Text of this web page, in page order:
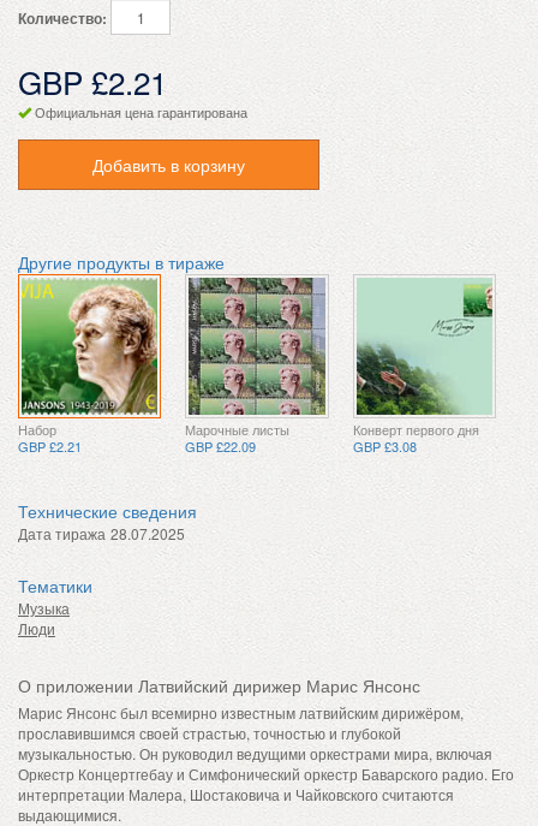
Количество:
GBP £2.21
Официальная цена гарантирована
Добавить в корзину
Другие продукты в тираже
Набор
GBP £2.21
Марочные листы
GBP £22.09
Конверт первого дня
GBP £3.08
Технические сведения
Дата тиража 28.07.2025
Тематики
Музыка
Люди
О приложении Латвийский дирижер Марис Янсонс
Марис Янсонс был всемирно известным латвийским дирижёром,
прославившимся своей страстью, точностью и глубокой
музыкальностью. Он руководил ведущими оркестрами мира, включая
Оркестр Концертгебау и Симфонический оркестр Баварского радио. Его
интерпретации Малера, Шостаковича и Чайковского считаются
выдающимися.